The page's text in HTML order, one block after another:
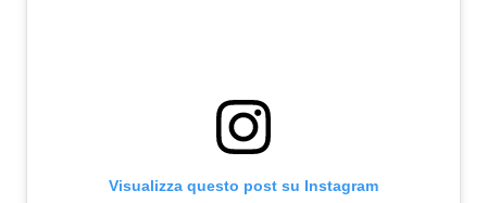
Radio Subasio Music Club
Sanremo 2026
Visualizza questo post su Instagram